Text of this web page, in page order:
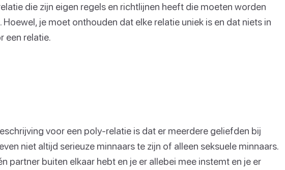
die zijn eigen regels en richtlijnen heeft die moeten worden
je moet onthouden dat elke relatie uniek is en dat niets in
een relatie.
voor een poly-relatie is dat er meerdere geliefden bij
niet altijd serieuze minnaars te zijn of alleen seksuele minnaars.
partner buiten elkaar hebt en je er allebei mee instemt en je er